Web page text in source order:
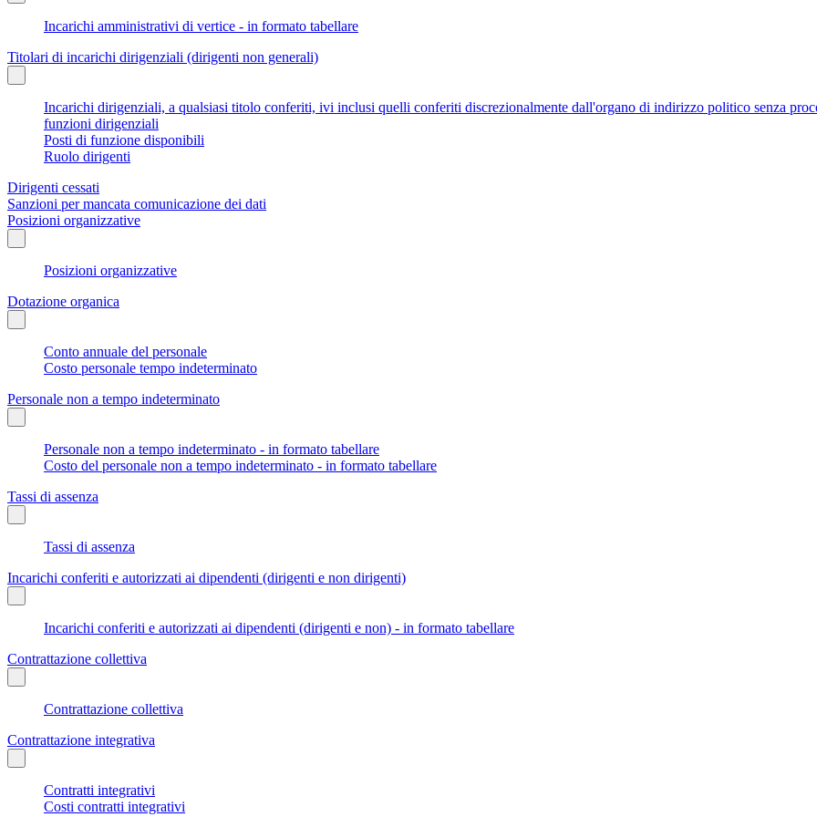
Incarichi amministrativi di vertice - in formato tabellare
Titolari di incarichi dirigenziali (dirigenti non generali)
Incarichi dirigenziali, a qualsiasi titolo conferiti, ivi inclusi quelli conferiti discrezionalmente dall'organo di indirizzo politico senza
funzioni dirigenziali
Posti di funzione disponibili
Ruolo dirigenti
Dirigenti cessati
Sanzioni per mancata comunicazione dei dati
Posizioni organizzative
Posizioni organizzative
Dotazione organica
Conto annuale del personale
Costo personale tempo indeterminato
Personale non a tempo indeterminato
Personale non a tempo indeterminato - in formato tabellare
Costo del personale non a tempo indeterminato - in formato tabellare
Tassi di assenza
Tassi di assenza
Incarichi conferiti e autorizzati ai dipendenti (dirigenti e non dirigenti)
Incarichi conferiti e autorizzati ai dipendenti (dirigenti e non) - in formato tabellare
Contrattazione collettiva
Contrattazione collettiva
Contrattazione integrativa
Contratti integrativi
Costi contratti integrativi